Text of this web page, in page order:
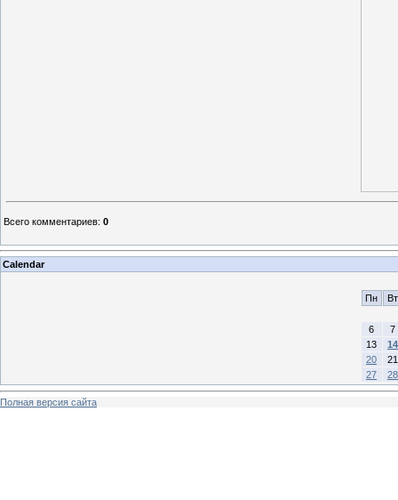
Всего комментариев: 0
Calendar
Пн Вт
6
7
13
14
20
21
27
28
Полная версия сайта